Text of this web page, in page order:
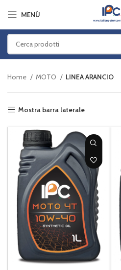
MENÙ
Home MOTO LINEA ARANCIO
Mostra barra laterale